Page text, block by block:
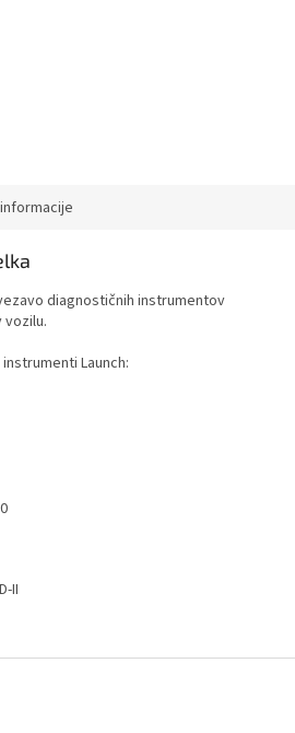
diagnostičnih instrumentov
vozilu.
Launch:
II